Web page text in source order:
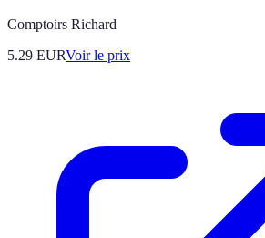
Comptoirs Richard
5.29 EURVoir le prix